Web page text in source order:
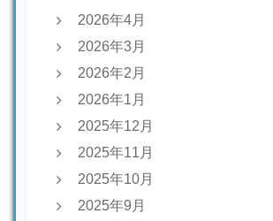
2026年4月
2026年3月
2026年2月
2026年1月
2025年12月
2025年11月
2025年10月
2025年9月